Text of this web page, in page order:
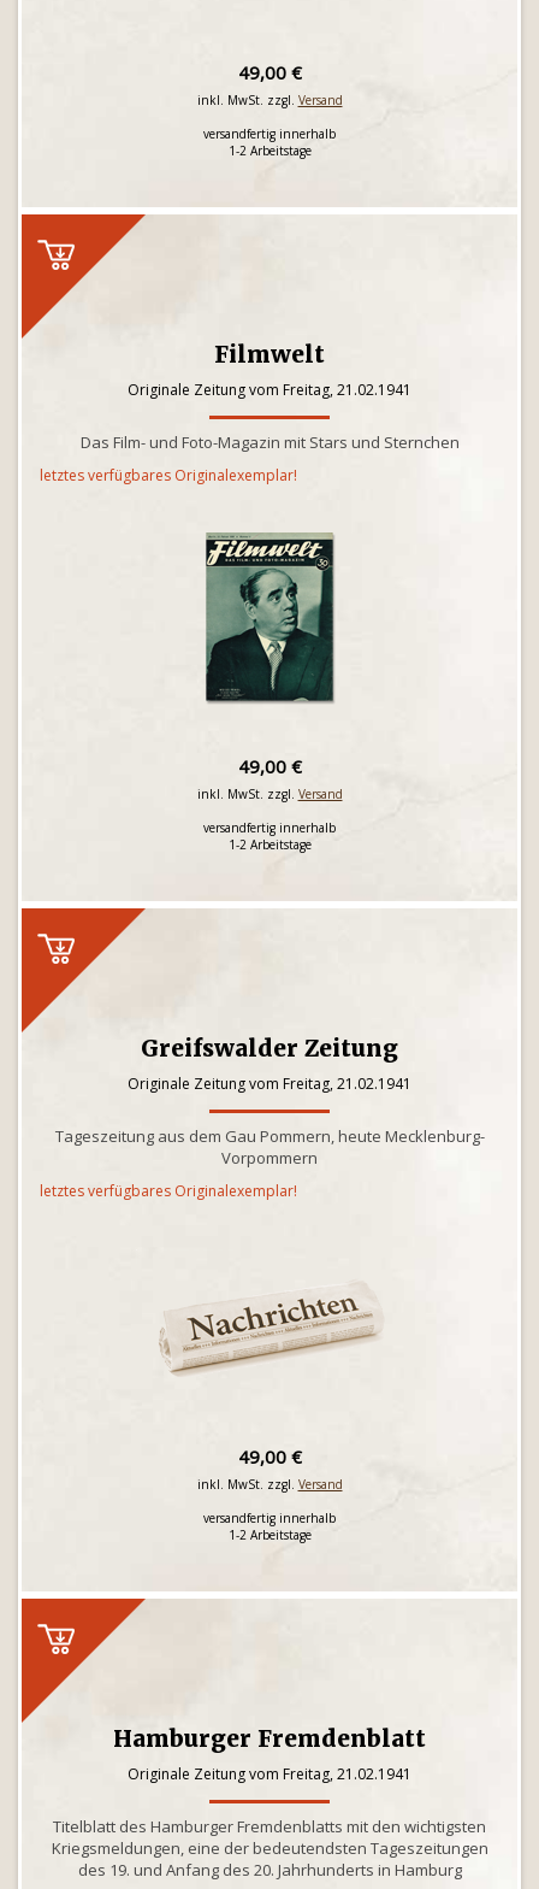
49,00 €
inkl. MwSt. zzgl. Versand
versandfertig innerhalb
1-2 Arbeitstage
Filmwelt
Originale Zeitung vom Freitag, 21.02.1941
Das Film- und Foto-Magazin mit Stars und Sternchen
letztes verfügbares Originalexemplar!
49,00 €
inkl. MwSt. zzgl. Versand
versandfertig innerhalb
1-2 Arbeitstage
Greifswalder Zeitung
Originale Zeitung vom Freitag, 21.02.1941
Tageszeitung aus dem Gau Pommern, heute Mecklenburg-
Vorpommern
letztes verfügbares Originalexemplar!
49,00 €
inkl. MwSt. zzgl. Versand
versandfertig innerhalb
1-2 Arbeitstage
Hamburger Fremdenblatt
Originale Zeitung vom Freitag, 21.02.1941
Titelblatt des Hamburger Fremdenblatts mit den wichtigsten
Kriegsmeldungen, eine der bedeutendsten Tageszeitungen
des 19. und Anfang des 20. Jahrhunderts in Hamburg